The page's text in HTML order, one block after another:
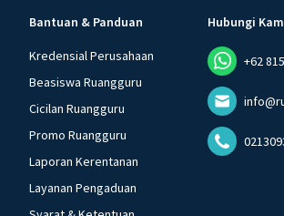
Bantuan & Panduan
Kredensial Perusahaan
Beasiswa Ruangguru
Cicilan Ruangguru
Promo Ruangguru
Laporan Kerentanan
Layanan Pengaduan
Hubungi
+62